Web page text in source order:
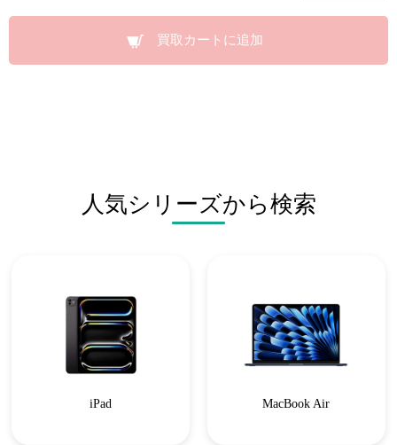
買取カートに追加
人気シリーズから検索
iPad MacBook Air